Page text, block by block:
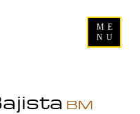
ME
NU
BM